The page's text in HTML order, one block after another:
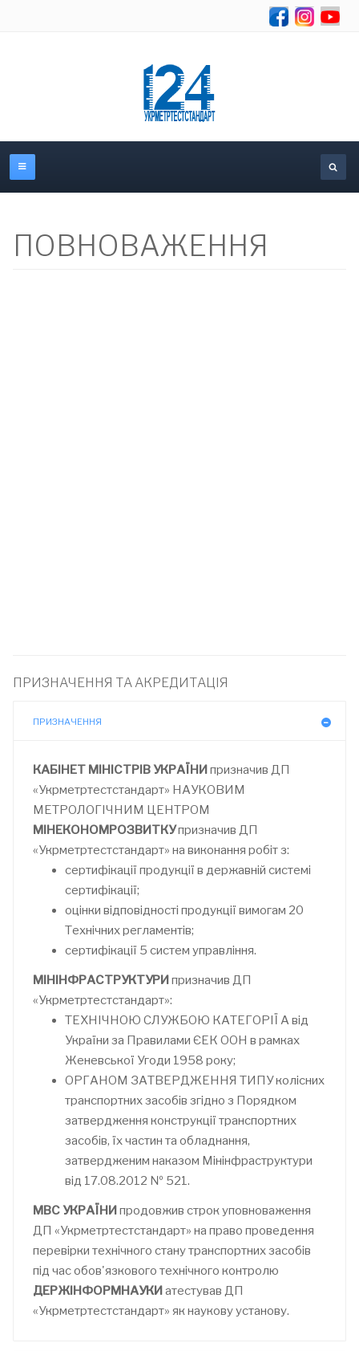
ПОВНОВАЖЕННЯ
ПРИЗНАЧЕННЯ ТА АКРЕДИТАЦІЯ
ПРИЗНАЧЕННЯ
КАБІНЕТ МІНІСТРІВ УКРАЇНИпризначив ДП
«Укрметртестстандарт» НАУКОВИМ
МЕТРОЛОГІЧНИМ ЦЕНТРОМ
МІНЕКОНОМРОЗВИТКУпризначив ДП
«Укрметртестстандарт» на виконання робіт з:
сертифікації продукції в державній системі
сертифікації;
оцінки відповідності продукції вимогам 20
Технічних регламентів;
сертифікації 5 систем управління.
МІНІНФРАСТРУКТУРИпризначив ДП
«Укрметртестстандарт»:
ТЕХНІЧНОЮ СЛУЖБОЮ КАТЕГОРІЇ А від
України за Правилами ЄЕК ООН в рамках
Женевської Угоди 1958 року;
ОРГАНОМ ЗАТВЕРДЖЕННЯ ТИПУ колісних
транспортних засобів згідно з Порядком
затвердження конструкції транспортних
засобів, їх частин та обладнання,
затвердженим наказом Мінінфраструктури
від 17.08.2012 № 521.
МВС УКРАЇНИпродовжив строк уповноваження
ДП «Укрметртестстандарт» на право проведення
перевірки технічного стану транспортних засобів
під час обов'язкового технічного контролю
ДЕРЖІНФОРМНАУКИатестував ДП
«Укрметртестстандарт» як наукову установу.